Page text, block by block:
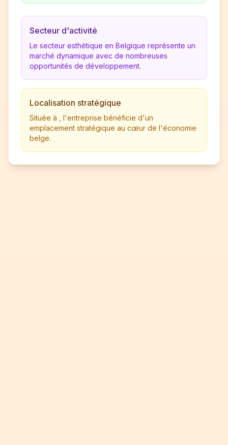
Secteur d'activité
Le secteur esthétique en Belgique représente un
marché dynamique avec de nombreuses
opportunités de développement.
Localisation stratégique
Située à , l'entreprise bénéficie d'un
emplacement stratégique au cœur de l'économie
belge.